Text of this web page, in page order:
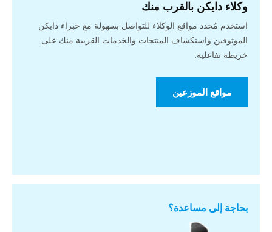
وكلاء دايكن بالقرب منك
استخدم مُحدد مواقع الوكلاء للتواصل بسهولة مع خبراء دايكن
الموثوقين واستكشاف المنتجات والخدمات القريبة منك على
خريطة تفاعلية.
مواقع الموزعين
بحاجة إلى مساعدة؟